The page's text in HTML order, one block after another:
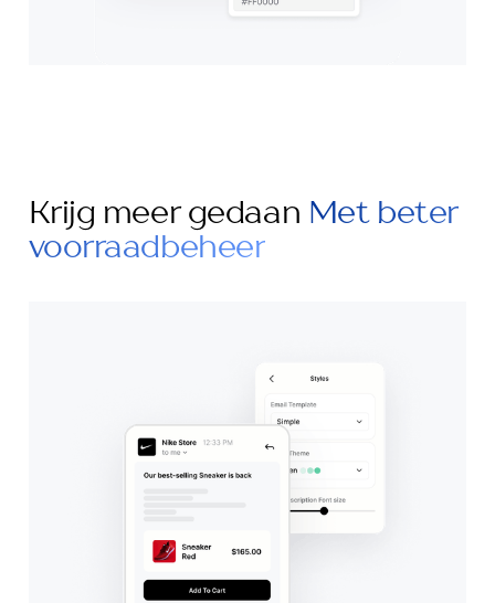
Krijg meer gedaan Met beter
voorraadbeheer